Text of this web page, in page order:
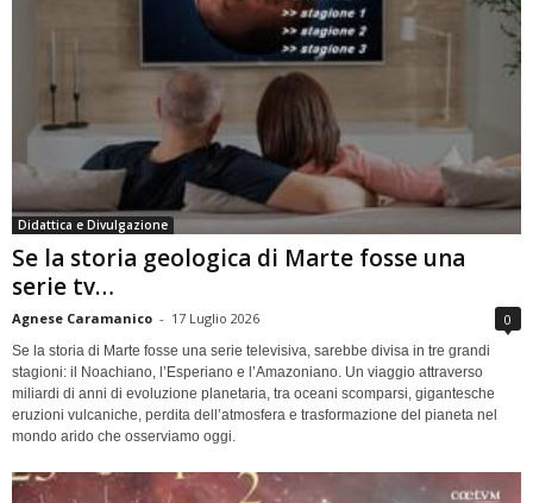
Didattica e Divulgazione
Se la storia geologica di Marte fosse una
serie tv…
Agnese Caramanico - 17 Luglio 2026 0
Se la storia di Marte fosse una serie televisiva, sarebbe divisa in tre grandi
stagioni: il Noachiano, l’Esperiano e l’Amazoniano. Un viaggio attraverso
miliardi di anni di evoluzione planetaria, tra oceani scomparsi, gigantesche
eruzioni vulcaniche, perdita dell’atmosfera e trasformazione del pianeta nel
mondo arido che osserviamo oggi.